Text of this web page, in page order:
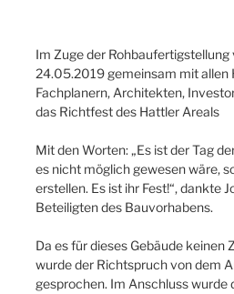
Im Zuge der
24.05.2019 gemeinsam mit allen
Fachplanern, Architekten,
das Richtfest des Hattler Areals
Mit den Worten: „Es ist der Tag
es nicht möglich gewesen wäre,
erstellen. Es ist ihr Fest!“, dankte
Beteiligten des Bauvorhabens.
Da es für dieses Gebäude keinen
wurde der Richtspruch von dem
gesprochen. Im Anschluss wurde